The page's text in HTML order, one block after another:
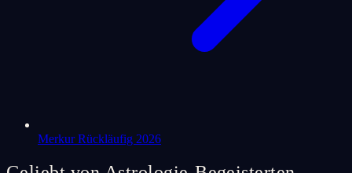
Merkur Rückläufig 2026